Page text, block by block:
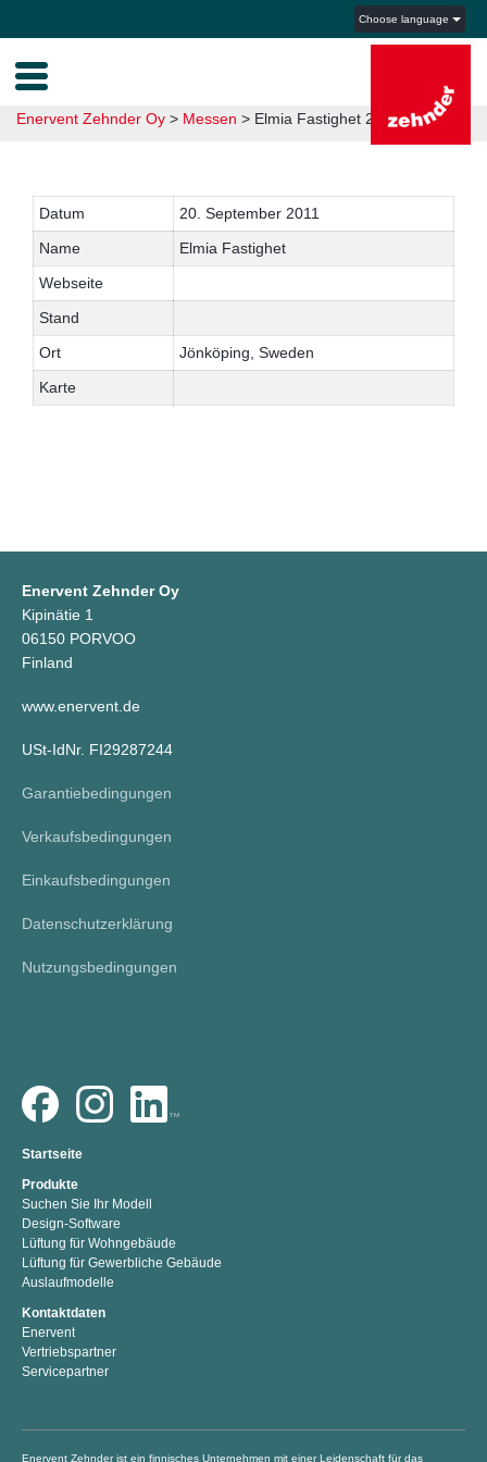
Choose language
Enervent Zehnder Oy > Messen > Elmia Fastighet 2011
Datum
20. September 2011
Name
Elmia Fastighet
Webseite
Stand
Ort
Jönköping, Sweden
Karte
Enervent Zehnder Oy
Kipinätie 1
06150 PORVOO
Finland
www.enervent.de
USt-IdNr. FI29287244
Garantiebedingungen
Verkaufsbedingungen
Einkaufsbedingungen
Datenschutzerklärung
Nutzungsbedingungen
Startseite
Produkte
Suchen Sie Ihr Modell
Design-Software
Lüftung für Wohngebäude
Lüftung für Gewerbliche Gebäude
Auslaufmodelle
Kontaktdaten
Enervent
Vertriebspartner
Servicepartner
Enervent Zehnder ist ein finnisches Unternehmen mit einer Leidenschaft für das